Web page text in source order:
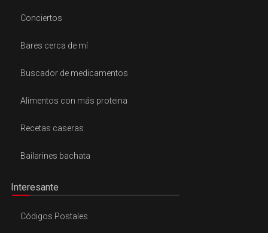
Conciertos
Bares cerca de mí
Buscador de medicamentos
Alimentos con más proteina
Recetas caseras
Bailarines bachata
Interesante
Códigos Postales